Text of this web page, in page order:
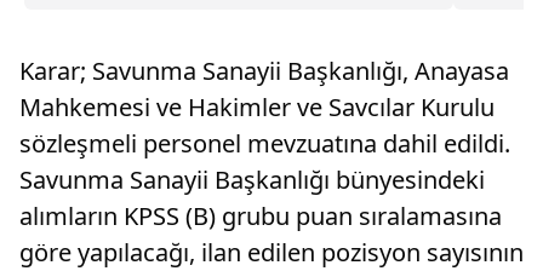
Karar; Savunma Sanayii Başkanlığı, Anayasa
Mahkemesi ve Hakimler ve Savcılar Kurulu
sözleşmeli personel mevzuatına dahil edildi.
Savunma Sanayii Başkanlığı bünyesindeki
alımların KPSS (B) grubu puan sıralamasına
göre yapılacağı, ilan edilen pozisyon sayısının